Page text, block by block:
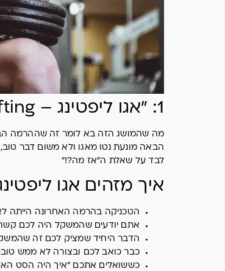
1: "אגו ליפטינג – ego lifting"
מה שהמושג הזה בא לומר זה שההרמה
הבאה מונעת נטו מאגו ולא משום דבר
לבד על שאלת ה"אז מה?!"
איך מזהים אגו
הטכניקה בהרמה האחרונה הייתה
אתם יודעים שהמשקל היה לכם קשה
הדבר היחיד שמציק לכם זה
כבר כואב לכם ובצורה לא ממש
כששואלים אתכם "איך היה הסט